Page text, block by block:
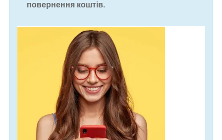
повернення коштів.